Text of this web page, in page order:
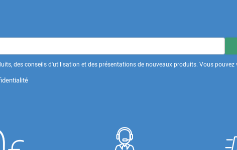
des conseils d'utilisation et des présentations de nouveaux produits. Vous